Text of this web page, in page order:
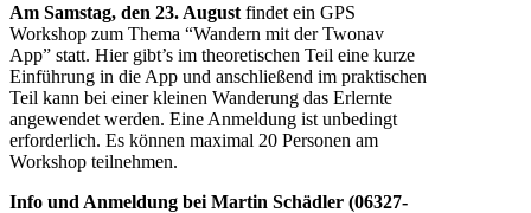
Am Samstag, den 23. August findet ein GPS
Workshop zum Thema “Wandern mit der Twonav
App” statt. Hier gibt’s im theoretischen Teil eine kurze
Einführung in die App und anschließend im praktischen
Teil kann bei einer kleinen Wanderung das Erlernte
angewendet werden. Eine Anmeldung ist unbedingt
erforderlich. Es können maximal 20 Personen am
Workshop teilnehmen.
Info und Anmeldung bei Martin Schädler (06327-